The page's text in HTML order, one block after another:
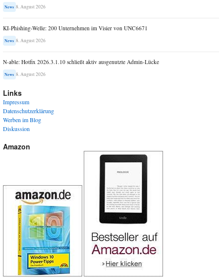
News 8. August 2026
KI-Phishing-Welle: 200 Unternehmen im Visier von UNC6671
News 8. August 2026
N-able: Hotfix 2026.3.1.10 schließt aktiv ausgenutzte Admin-Lücke
News 8. August 2026
Links
Impressum
Datenschutzerklärung
Werben im Blog
Diskussion
Amazon